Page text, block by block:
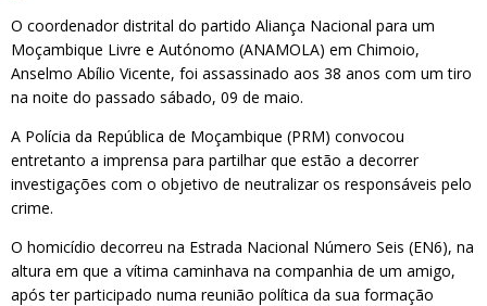
O coordenador distrital do partido Aliança Nacional para um
Moçambique Livre e Autónomo (ANAMOLA) em Chimoio,
Anselmo Abílio Vicente, foi assassinado aos 38 anos com um tiro
na noite do passado sábado, 09 de maio.
A Polícia da República de Moçambique (PRM) convocou
entretanto a imprensa para partilhar que estão a decorrer
investigações com o objetivo de neutralizar os responsáveis pelo
crime.
O homicídio decorreu na Estrada Nacional Número Seis (EN6), na
altura em que a vítima caminhava na companhia de um amigo,
após ter participado numa reunião política da sua formação